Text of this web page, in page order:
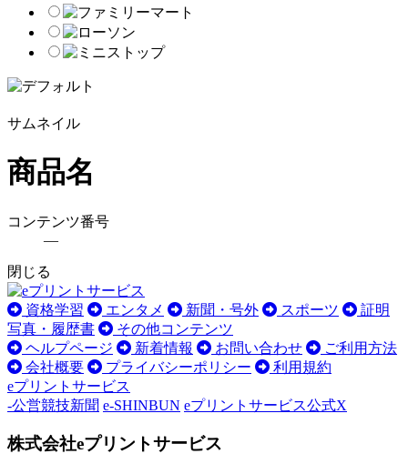
サムネイル
商品名
コンテンツ番号
―
閉じる
資格学習 エンタメ 新聞・号外 スポーツ
証明
写真・履歴書
その他コンテンツ
ヘルプページ
新着情報 お問い合わせ
ご利用方法
会社概要
プライバシーポリシー
利用規約
eプリントサービス
-公営競技新聞 e-SHINBUN eプリントサービス公式X
株式会社eプリントサービス